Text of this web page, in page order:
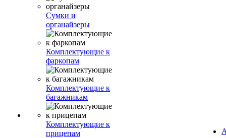
Сумки и
органайзеры
Комплектующие к
фаркопам
Комплектующие к
багажникам
Комплектующие к
прицепам